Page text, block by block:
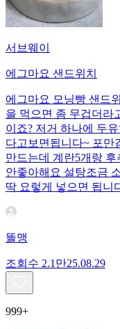
서브웨이
에그마요 샌드위치
에그마요 모닝빵 샌드
을 먹으면 좀 무겁더라
이죠? 저거 하나에 두
다고보면됩니다~ 포만
만드는데 계란5개랑
안좋아해요 설탕조금
딱 요렇게 넣으면 됩니
똘맹
조회수 2.1만25.08.29
999+